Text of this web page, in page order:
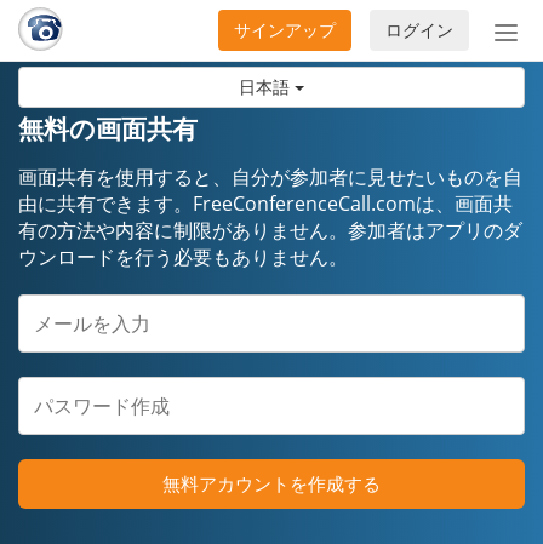
日本語
ナ
ビ
ョ
ン
の
ログイン
サインアップ
無料の画面共有
画面共有を使用すると、自分が参加者に見せたいものを自
由に共有できます。FreeConferenceCall.comは、画面共
有の方法や内容に制限がありません。参加者はアプリのダ
ウンロードを行う必要もありません。
無料アカウントを作成する